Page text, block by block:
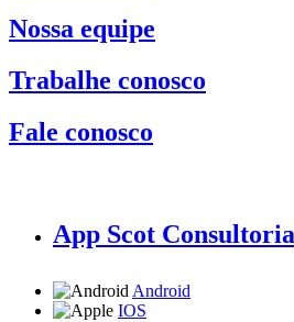
Nossa equipe
Trabalhe conosco
Fale conosco
App Scot Consultoria
Android
IOS